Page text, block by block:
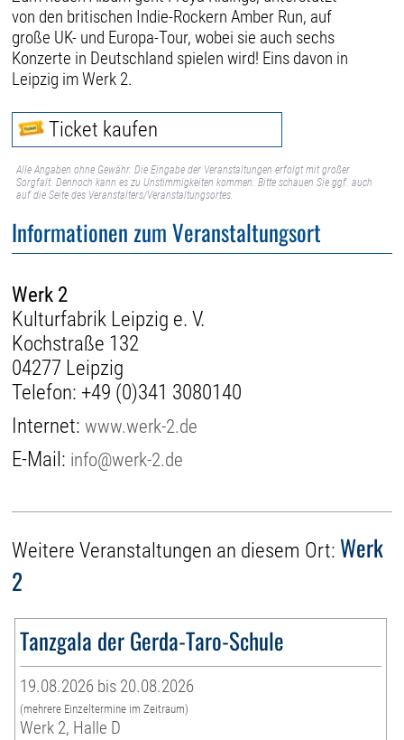
von den britischen Indie-Rockern Amber Run, auf
große UK- und Europa-Tour, wobei sie auch sechs
Konzerte in Deutschland spielen wird! Eins davon in
Leipzig im Werk 2.
Ticket kaufen
Alle Angaben ohne Gewähr. Die Eingabe der Veranstaltungen erfolgt mit großer
Sorgfalt. Dennoch kann es zu Unstimmigkeiten kommen. Bitte schauen Sie ggf. auch
auf die Seite des Veranstalters/Veranstaltungsortes.
Informationen zum Veranstaltungsort
Werk 2
Kulturfabrik Leipzig e. V.
Kochstraße 132
04277 Leipzig
Telefon: +49 (0)341 3080140
Internet:www.werk-2.de
E-Mail: info@werk-2.de
Weitere Veranstaltungen an diesem Ort: Werk
2
Tanzgala der Gerda-Taro-Schule
19.08.2026 bis 20.08.2026
(mehrere Einzeltermine im Zeitraum)
Werk 2, Halle D